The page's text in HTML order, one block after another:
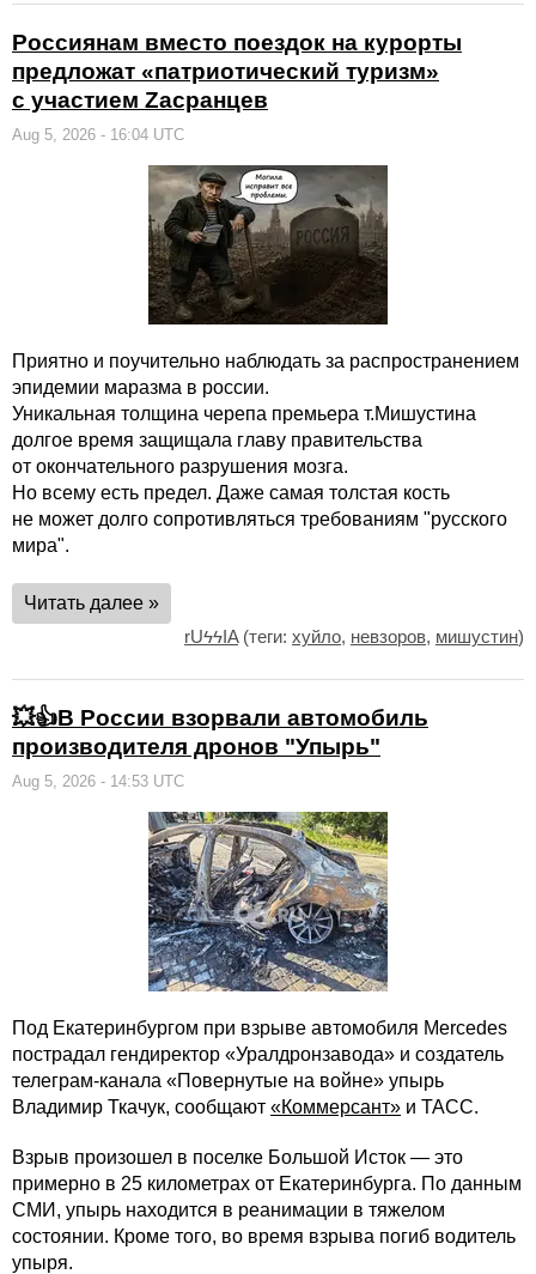
Россиянам вместо поездок на курорты
предложат «патриотический туризм»
с участием Zасранцев
Aug 5, 2026 - 16:04 UTC
Приятно и поучительно наблюдать за распространением
эпидемии маразма в россии.
Уникальная толщина черепа премьера т.Мишустина
долгое время защищала главу правительства
от окончательного разрушения мозга.
Но всему есть предел. Даже самая толстая кость
не может долго сопротивляться требованиям "русского
мира".
Читать далее »
rUϟϟIA(теги: хуйло, невзоров, мишустин)
💥👍В России взорвали автомобиль
производителя дронов "Упырь"
Aug 5, 2026 - 14:53 UTC
Под Екатеринбургом при взрыве автомобиля Mercedes
пострадал гендиректор «Уралдронзавода» и создатель
телеграм-канала «Повернутые на войне» упырь
Владимир Ткачук, сообщают «Коммерсант» и ТАСС.
Взрыв произошел в поселке Большой Исток — это
примерно в 25 километрах от Екатеринбурга. По данным
СМИ, упырь находится в реанимации в тяжелом
состоянии. Кроме того, во время взрыва погиб водитель
упыря.